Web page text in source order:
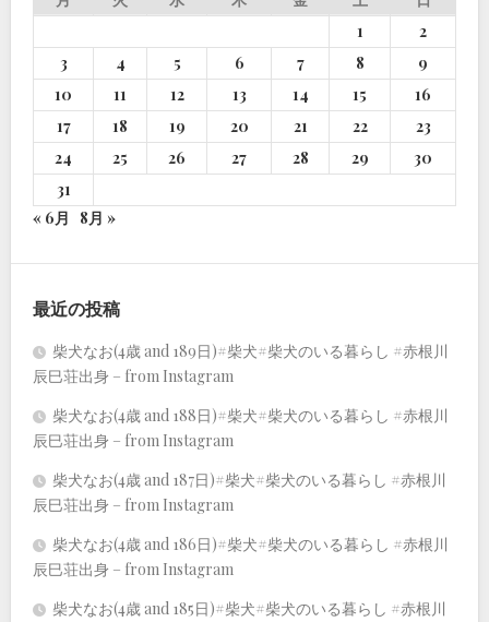
1
2
3
4 5 6 7 8
9
10
11 12 13 14 15
16
17
18 19 20 21 22
23
24
25 26 27 28 29
30
31
« 6月
8月 »
最近の投稿
柴犬なお(4歳 and 189日)#柴犬#柴犬のいる暮らし #赤根川
辰巳荘出身 – from Instagram
柴犬なお(4歳 and 188日)#柴犬#柴犬のいる暮らし #赤根川
辰巳荘出身 – from Instagram
柴犬なお(4歳 and 187日)#柴犬#柴犬のいる暮らし #赤根川
辰巳荘出身 – from Instagram
柴犬なお(4歳 and 186日)#柴犬#柴犬のいる暮らし #赤根川
辰巳荘出身 – from Instagram
柴犬なお(4歳 and 185日)#柴犬#柴犬のいる暮らし #赤根川